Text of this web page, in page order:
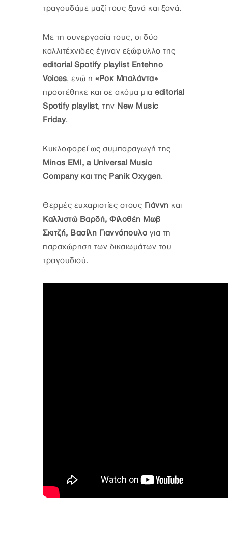
τραγουδάμε μαζί τους ξανά και ξανά.
Με τη συνεργασία τους, οι δύο
καλλιτέχνιδες έγιναν εξώφυλλο της
editorial Spotify playlist Entehno
Voices, ενώ η «Ροκ Μπαλάντα»
προστέθηκε και σε ακόμα μια editorial
Spotify playlist, την New Music
Friday.
Κυκλοφορεί ως συμπαραγωγή της
Minos EMI, a Universal Music
Company και της Panik Oxygen.
Θερμές ευχαριστίες στους Γιάννη και
Καλλιστώ Βαρδή, Φιλοθέη Μωβ
Σκιτζή, Βασίλη Γιαννόπουλο για τη
παραχώρηση των δικαιωμάτων του
τραγουδιού.